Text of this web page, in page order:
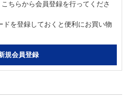
ちらから会員登録を行ってくださ
ドを登録しておくと便利にお買い物